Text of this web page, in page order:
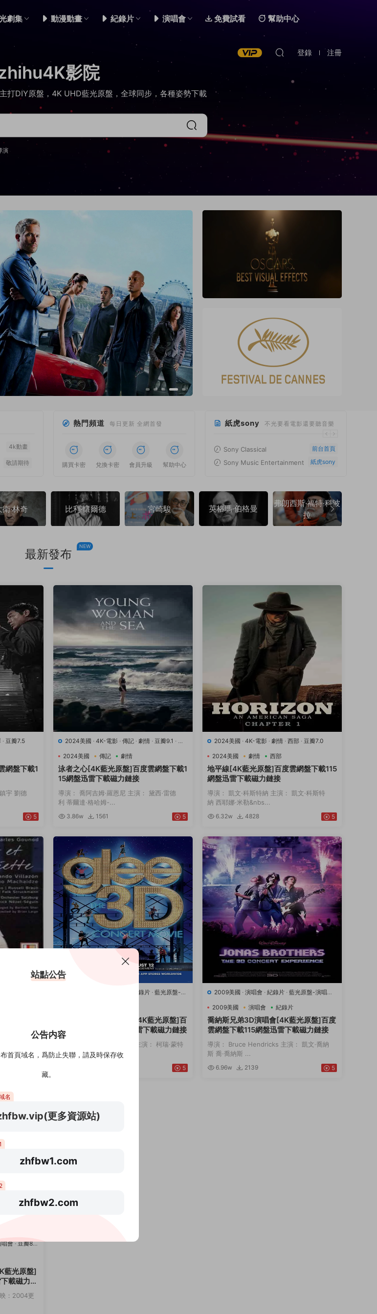
劇集 動漫動畫 紀錄片 演唱會 免費試看 幫助中心
登錄 注冊
影院
打DIY原盤，4K UHD藍光原盤，全球同步，各種姿勢下載
演
11
4k動畫
敬請期待
熱門頻道 每日更新 全網首發
購買卡密 兌換卡密 會員升級 幫助中心
紙虎sony 不光要看電影還要聽音樂
Sony Classical 前台首頁
Sony Music Entertainment 紙虎sony
衛·林奇 比利·懷爾德 宮崎駿 英格瑪·伯格曼
弗朗西斯·福特·科波
拉
最新發布
NEW
· 豆瓣7.5
網盤下載1
宇 劉德
5
2024美國 · 4K-電影 · 傳記 · 劇情 · 豆瓣9.1 · 運
2024美國
傳記 劇情
泳者之心[4K藍光原盤]百度雲網盤下載1
15網盤迅雷下載磁力鏈接
導演： 喬阿吉姆·羅恩尼 主演： 黛西·雷德
利 蒂爾達·格哈姆-...
3.86w 1561 5
2024美國 · 4K-電影 · 劇情 · 西部 · 豆瓣7.0
2024美國 劇情 西部
地平線[4K藍光原盤]百度雲網盤下載115
網盤迅雷下載磁力鏈接
導演： 凱文·科斯特納 主演： 凱文·科斯特
納 西耶娜·米勒&nbs...
6.32w 4828 5
麗葉[4K
網盤迅雷
歐與朱麗
紀錄片 · 藍光原盤-演
歡樂合唱團：3D演唱會[4K藍光原盤]百
度雲網盤下載115網盤迅雷下載磁力鏈接
導演： Kevin Tancharoen 主演： 柯瑞·蒙特
斯 迪安娜·阿格隆&...
5
2009美國 · 演唱會 · 紀錄片 · 藍光原盤-演唱會
2009美國
演唱會 紀錄片
喬納斯兄弟3D演唱會[4K藍光原盤]百度
雲網盤下載115網盤迅雷下載磁力鏈接
導演： Bruce Hendricks 主演： 凱文·喬納
斯 喬·喬納斯 ...
6.96w 2139 5
會·豆瓣8.2
藍光原盤]
載磁力鏈
：2004更
站點公告
公告内容
首頁域名，爲防止失聯，請及時保存收
藏。
名
更多資源站)
zhfbw1.com
zhfbw2.com